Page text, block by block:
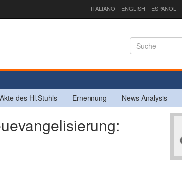
ITALIANO ENGLISH ESPAÑOL
Akte des Hl.Stuhls Ernennung News Analysis